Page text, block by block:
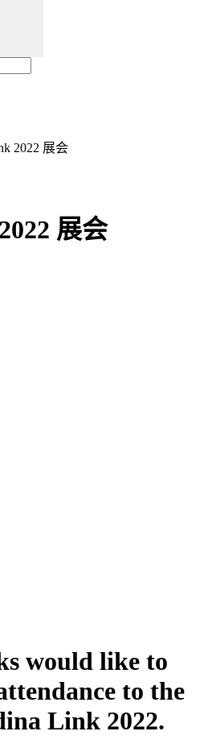
2022 展会
展会
would like to
to the
Link 2022.